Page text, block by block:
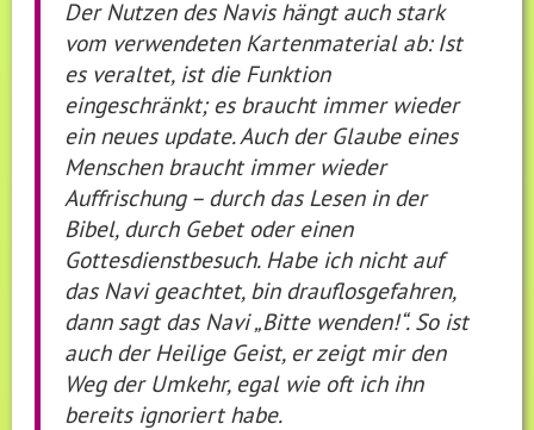
Der Nutzen des Navis hängt auch stark
vom verwendeten Kartenmaterial ab: Ist
es veraltet, ist die Funktion
eingeschränkt; es braucht immer wieder
ein neues update. Auch der Glaube eines
Menschen braucht immer wieder
Auffrischung – durch das Lesen in der
Bibel, durch Gebet oder einen
Gottesdienstbesuch. Habe ich nicht auf
das Navi geachtet, bin drauflosgefahren,
dann sagt das Navi „Bitte wenden!“. So ist
auch der Heilige Geist, er zeigt mir den
Weg der Umkehr, egal wie oft ich ihn
bereits ignoriert habe.